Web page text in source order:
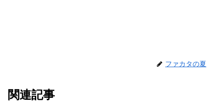
ファカタの夏
関連記事